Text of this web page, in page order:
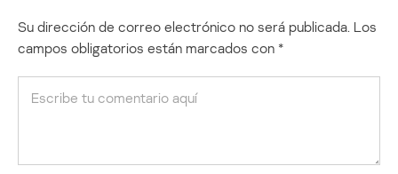
Su dirección de correo electrónico no será publicada. Los
campos obligatorios están marcados con *